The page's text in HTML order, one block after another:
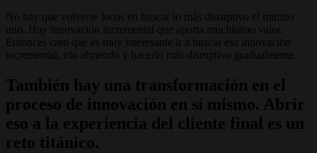
No hay que volverse locos en buscar lo más disruptivo el minuto
uno. Hay innovación incremental que aporta muchísimo valor.
Entonces creo que es muy interesante ir a buscar esa innovación
incremental, irlo abriendo y hacerlo más disruptivo gradualmente.
También hay una transformación en el
proceso de innovación en sí mismo. Abrir
eso a la experiencia del cliente final es un
reto titánico.